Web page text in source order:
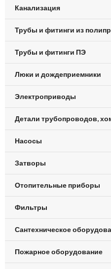
Канализация
Трубы и фитинги из
Трубы и фитинги ПЭ
Люки и дождеприемники
Электроприводы
Детали трубопроводов,
Насосы
Затворы
Отопительные приборы
Фильтры
Сантехническое
Пожарное оборудование